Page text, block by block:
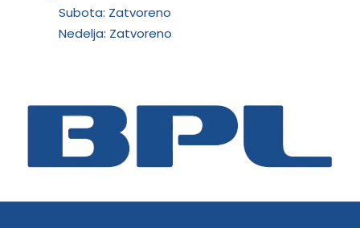
Subota: Zatvoreno
Nedelja: Zatvoreno